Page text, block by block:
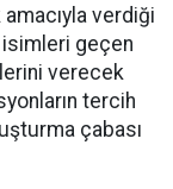
verdiği
isimleri geçen
verecek
tercih
çabası